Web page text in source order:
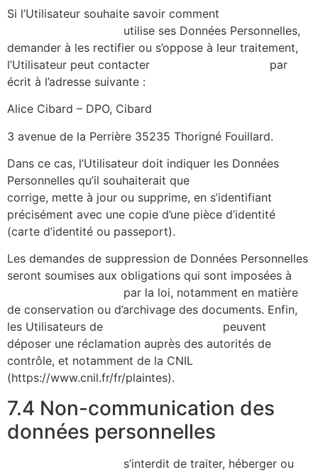
Si l’Utilisateur souhaite savoir comment
utilise ses Données Personnelles,
demander à les rectifier ou s’oppose à leur traitement,
l’Utilisateur peut contacter
par
écrit à l’adresse suivante :
Alice Cibard – DPO, Cibard
3 avenue de la Perrière 35235 Thorigné Fouillard.
Dans ce cas, l’Utilisateur doit indiquer les Données
Personnelles qu’il souhaiterait que
corrige, mette à jour ou supprime, en s’identifiant
précisément avec une copie d’une pièce d’identité
(carte d’identité ou passeport).
Les demandes de suppression de Données Personnelles
seront soumises aux obligations qui sont imposées à
par la loi, notamment en matière
de conservation ou d’archivage des documents. Enfin,
les Utilisateurs de
peuvent
déposer une réclamation auprès des autorités de
contrôle, et notamment de la CNIL
(https://www.cnil.fr/fr/plaintes).
7.4 Non-communication des
données personnelles
s’interdit de traiter, héberger ou